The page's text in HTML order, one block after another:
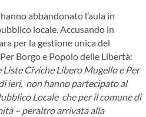
abbandonato l’aula in
locale. Accusando in
per la gestione unica del
Borgo e Popolo delle Libertà:
Civiche Libero Mugello e Per
ieri, non hanno partecipato al
Locale che per il comune di
– peraltro arrivata alla